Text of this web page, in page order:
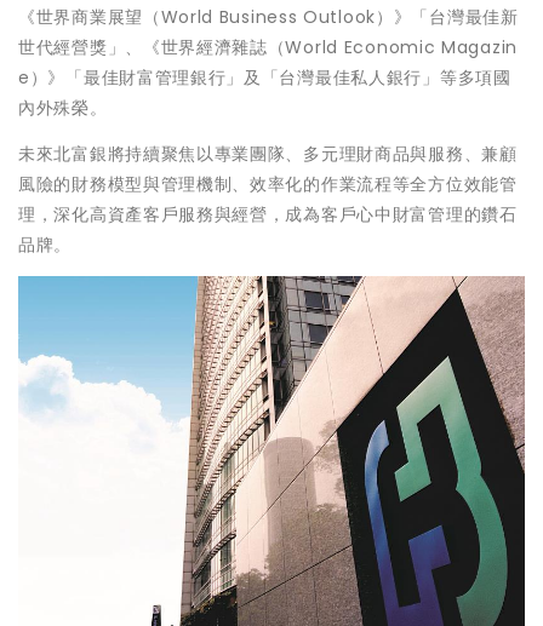
《世界商業展望（World Business Outlook）》「台灣最佳新
世代經營獎」、《世界經濟雜誌（World Economic Magazin
e）》「最佳財富管理銀行」及「台灣最佳私人銀行」等多項國
內外殊榮。
未來北富銀將持續聚焦以專業團隊、多元理財商品與服務、兼顧
風險的財務模型與管理機制、效率化的作業流程等全方位效能管
理，深化高資產客戶服務與經營，成為客戶心中財富管理的鑽石
品牌。